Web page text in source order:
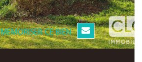
MEMORISER CE BIEN